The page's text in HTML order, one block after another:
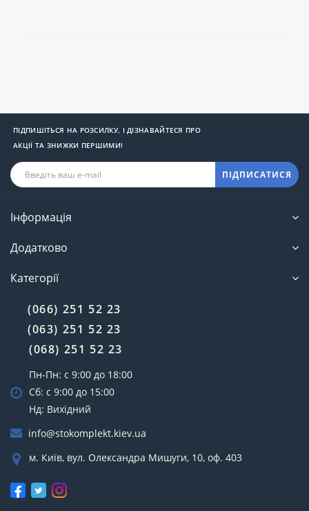
ПІДПИШІТЬСЯ НА РОЗСИЛКУ, І ДІЗНАВАЙТЕСЯ ПРО
АКЦІЇ ТА ЗНИЖКИ ПЕРШИМИ!
ПІДПИСАТИСЯ
Інформація
Додатково
Категорії
(066) 251 52 23
(063) 251 52 23
(068) 251 52 23
Пн-Пн: с 9:00 до 18:00
Сб: с 9:00 до 15:00
Нд: Вихідний
info@stokomplekt.kiev.ua
м. Київ, вул. Олександра Мишуги, 10, оф. 403